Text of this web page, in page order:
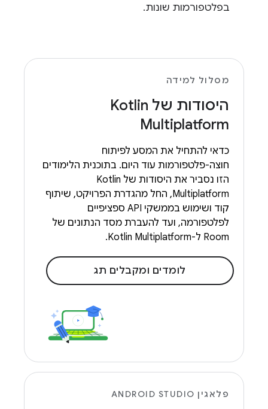
בפלטפורמות שונות.
מסלול למידה
היסודות של Kotlin
Multiplatform
כדאי להתחיל את המסע לפיתוח
חוצה-פלטפורמות עוד היום. בתוכנית הלימודים
הזו נסביר את היסודות של Kotlin
Multiplatform, החל מהגדרת הפרויקט, שיתוף
קוד ושימוש בממשקי API ספציפיים
לפלטפורמה, ועד להעברת מסד הנתונים של
Room ל-Kotlin Multiplatform.
לומדים ומקבלים תג
פלאגין ANDROID STUDIO